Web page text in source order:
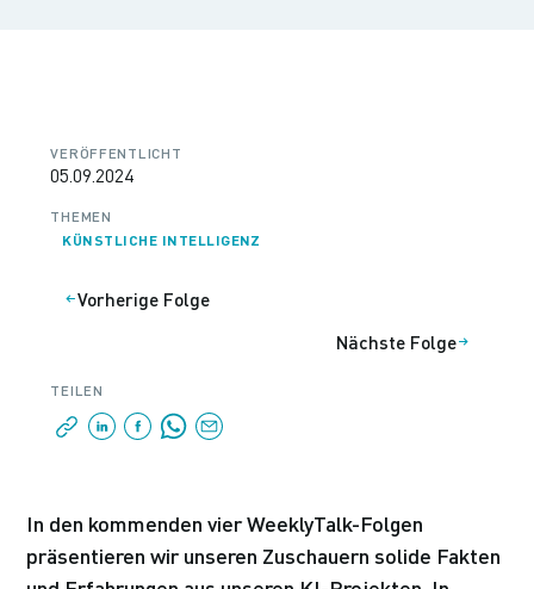
VERÖFFENTLICHT
05.09.2024
THEMEN
KÜNSTLICHE INTELLIGENZ
Vorherige Folge
Nächste Folge
TEILEN
In den kommenden vier WeeklyTalk-Folgen
präsentieren wir unseren Zuschauern solide Fakten